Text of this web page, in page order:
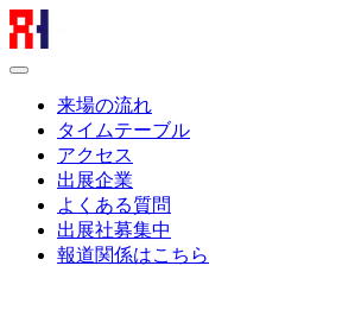
来場の流れ
タイムテーブル
アクセス
出展企業
よくある質問
出展社募集中
報道関係はこちら